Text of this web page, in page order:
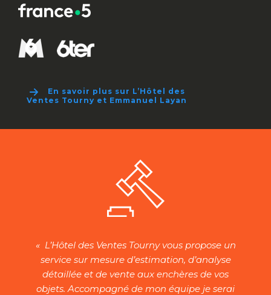
En savoir plus sur L’Hôtel des
Ventes Tourny et Emmanuel Layan
« L’Hôtel des Ventes Tourny vous propose un
service sur mesure d’estimation, d’analyse
détaillée et de vente aux enchères de vos
objets. Accompagné de mon équipe je serai